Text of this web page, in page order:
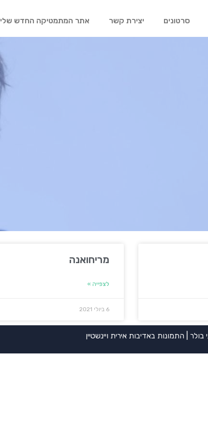
סרטונים יצירת קשר אתר המתמטיקה החדש שלי
מריחואנה
לצפייה »
6 ביולי 2021